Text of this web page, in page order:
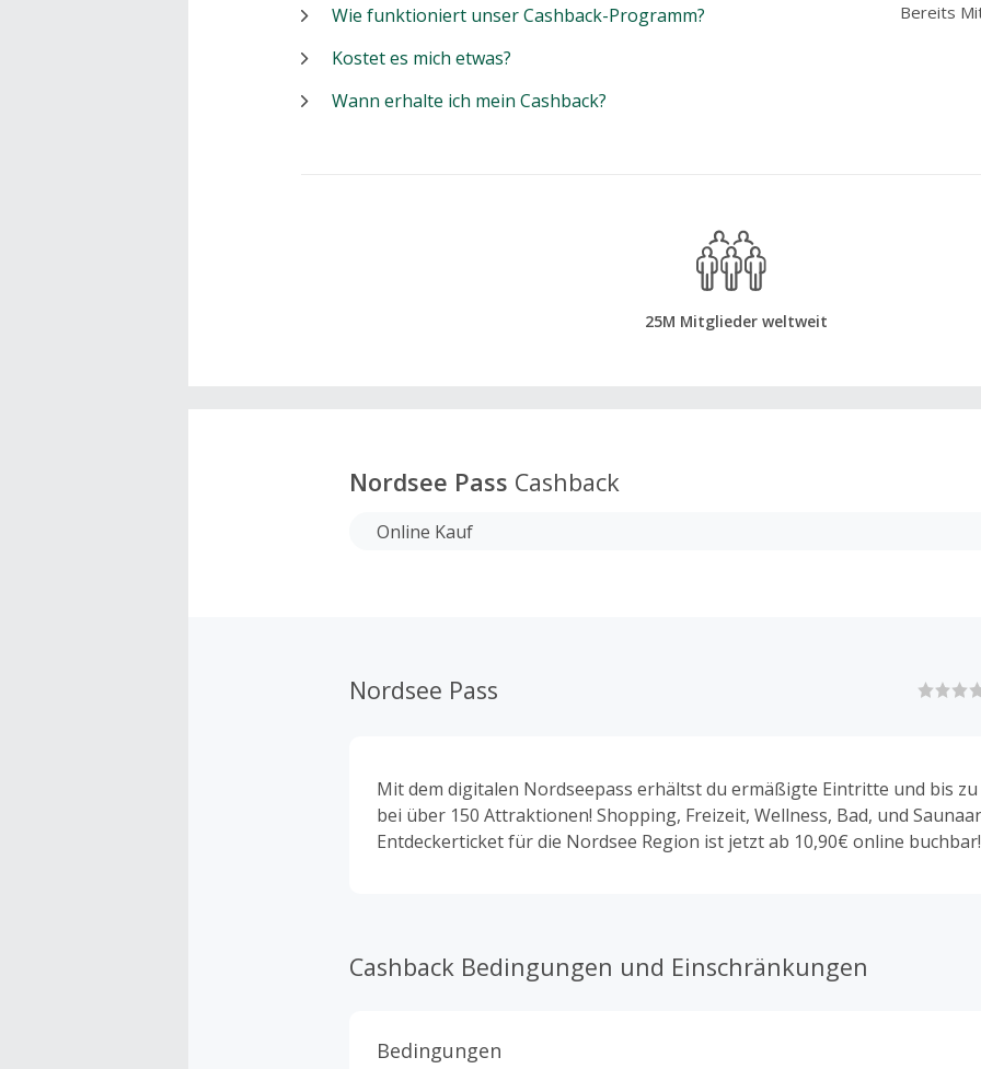
Bereits
Wie funktioniert unser Cashback-Programm?
Kostet es mich etwas?
Wann erhalte ich mein Cashback?
25M Mitglieder weltweit
Nordsee Pass Cashback
Online Kauf
Nordsee Pass
Mit dem digitalen Nordseepass erhältst du ermäßigte Eintritte und bis zu
bei über 150 Attraktionen! Shopping, Freizeit, Wellness, Bad, und
Entdeckerticket für die Nordsee Region ist jetzt ab 10,90€ online buchbar!
Cashback Bedingungen und Einschränkungen
Bedingungen